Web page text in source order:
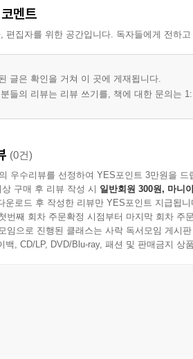
멘트
편집자를 위한 공간입니다. 독자들에게 전하
글은 확인을 거쳐 이 곳에 게재됩니다.
들의 리뷰는 리뷰 쓰기를, 책에 대한 문의는
(0건)
우수리뷰를 선정하여 YES포인트 3만원을 드
구매 후 리뷰 작성 시 일반회원 300원, 마니
운로드 후 작성한 리뷰만 YES포인트 지급됩니
번째 회차 주문확정 시점부터 마지막 회차 주
임으로 진행된 클래스는 사락 독서모임 게시
백, CD/LP, DVD/Blu-ray, 패션 및 판매금지 상